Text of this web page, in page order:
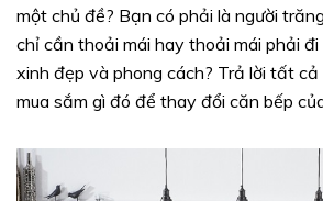
một chủ đề? Bạn có phải là người
chỉ cần thoải mái hay thoải mái phải
xinh đẹp và phong cách? Trả lời tất
mua sắm gì đó để thay đổi căn bếp